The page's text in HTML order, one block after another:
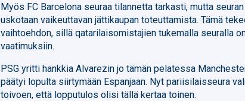
Myös FC Barcelona seuraa tilannetta tarkasti, mutta
uskotaan vaikeuttavan jättikaupan toteuttamista. Tämä
vaihtoehdon, sillä qatarilaisomistajien tukemalla seuralla
vaatimuksiin.
PSG yritti hankkia Alvarezin jo tämän pelatessa
päätyi lopulta siirtymään Espanjaan. Nyt pariisilaisseura
toivoen, että lopputulos olisi tällä kertaa toinen.